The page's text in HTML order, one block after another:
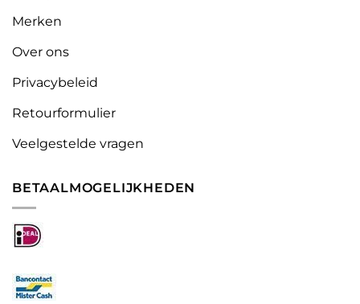
Merken
Over ons
Privacybeleid
Retourformulier
Veelgestelde vragen
BETAALMOGELIJKHEDEN